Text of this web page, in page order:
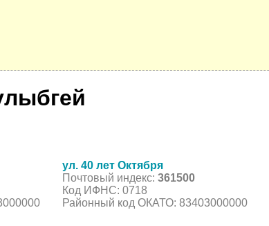
ул. 40 лет Октября
Почтовый индекс: 361500
Код ИФНС: 0718
Районный код ОКАТО: 83403000000